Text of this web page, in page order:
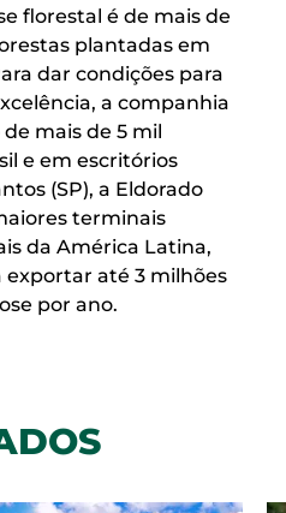
florestal é de mais de
plantadas em
dar condições para
a companhia
mais de 5 mil
e em escritórios
(SP), a Eldorado
terminais
da América Latina,
até 3 milhões
por ano.